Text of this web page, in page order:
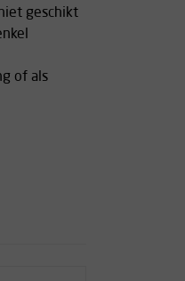
geschikt
of als